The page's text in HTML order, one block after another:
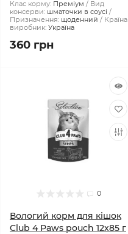
Клас корму: Преміум
Вид
консерви: шматочки в соусі
Призначення: щоденний
Країна
виробник: Україна
360 грн
0
Вологий корм для кішок
Club 4 Paws pouch 12x85 г